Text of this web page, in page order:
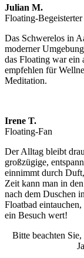
Julian M.
Floating-Begeisterter
Das Schwerelos in
moderner
das Floating war ein
empfehlen für
Meditation.
Irene T.
Floating-Fan
Der Alltag bleibt
großzügige,
einnimmt durch
Zeit kann man in
nach dem Duschen
Floatbad
ein Besuch wert!
Bitte beachten